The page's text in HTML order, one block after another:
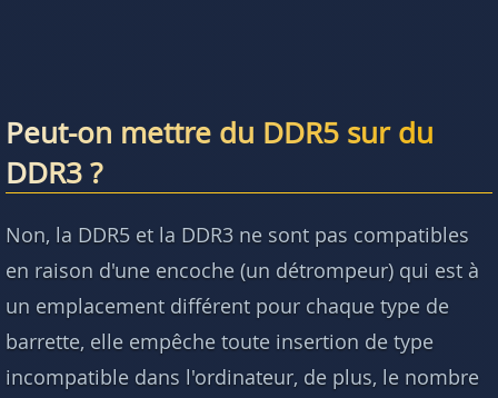
Peut-on mettre du DDR5 sur du
DDR3 ?
Non, la DDR5 et la DDR3 ne sont pas compatibles
en raison d'une encoche (un détrompeur) qui est à
un emplacement différent pour chaque type de
barrette, elle empêche toute insertion de type
incompatible dans l'ordinateur, de plus, le nombre